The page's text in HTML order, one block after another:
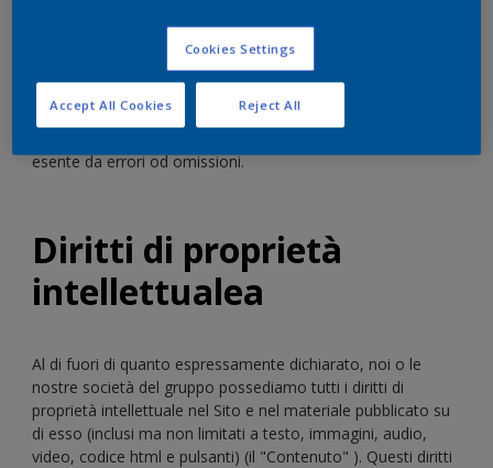
Potremmo aggiornare il nostro sito di volta in volta e
possiamo modificare il contenuto disponibile sul nostro sito
in qualsiasi momento. Tuttavia, tieni presente che qualsiasi
qualsiasi momento e non siamo obbligati ad aggiornarlo.
esente da errori od omissioni.
Diritti di proprietà
intellettualea
Al di fuori di quanto espressamente dichiarato, noi o le
nostre società del gruppo possediamo tutti i diritti di
proprietà intellettuale nel Sito e nel materiale pubblicato su
di esso (inclusi ma non limitati a testo, immagini, audio,
video, codice html e pulsanti) (il "Contenuto" ). Questi diritti
Cookies Settings
Reject All
Accept All Cookies